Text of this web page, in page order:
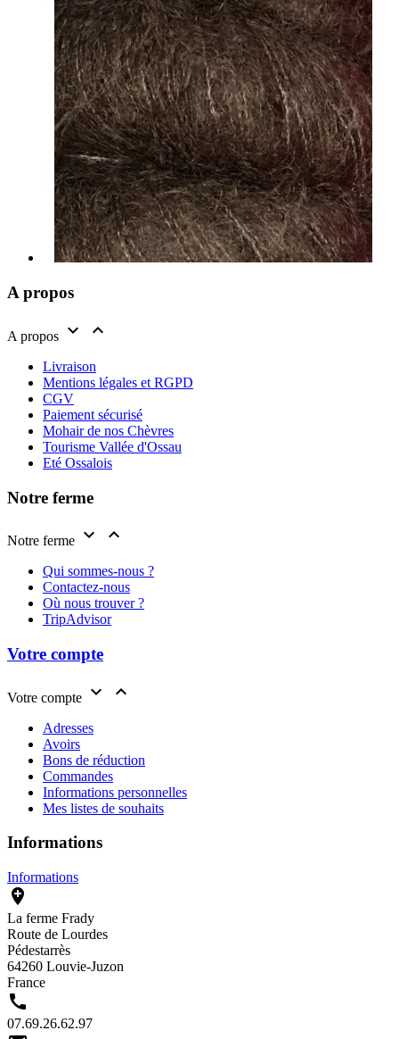
A propos
A propos  
Livraison
Mentions légales et RGPD
CGV
Paiement sécurisé
Mohair de nos Chèvres
Tourisme Vallée d'Ossau
Eté Ossalois
Notre ferme
Notre ferme  
Qui sommes-nous ?
Contactez-nous
Où nous trouver ?
TripAdvisor
Votre compte
Votre compte  
Adresses
Avoirs
Bons de réduction
Commandes
Informations personnelles
Mes listes de souhaits
Informations
Informations

La ferme Frady
Route de Lourdes
Pédestarrès
64260 Louvie-Juzon
France

07.69.26.62.97